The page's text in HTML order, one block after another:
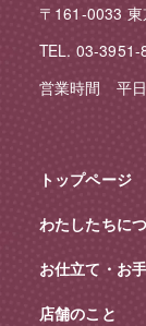
〒161-0033
TEL. 03-3951-
営業時間 平日
トップページ
わたしたちに
お仕立て・お
店舗のこと